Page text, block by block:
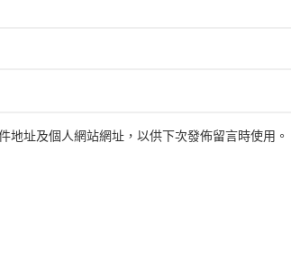
地址及個人網站網址，以供下次發佈留言時使用。